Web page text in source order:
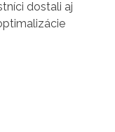
dostali aj